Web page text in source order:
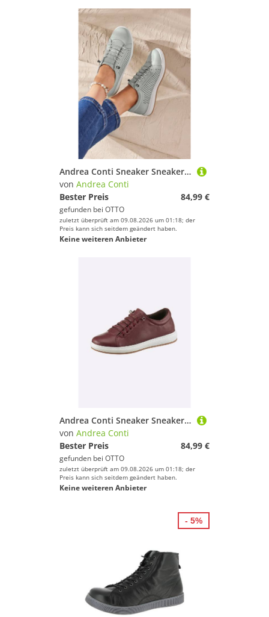
Andrea Conti Sneaker Sneaker Wechselfußbett
von Andrea Conti
Bester Preis
84,99 €
gefunden bei OTTO
zuletzt überprüft am 09.08.2026 um 01:18; der
Preis kann sich seitdem geändert haben.
Keine weiteren Anbieter
Andrea Conti Sneaker Sneaker Wechselfußbett
von Andrea Conti
Bester Preis
84,99 €
gefunden bei OTTO
zuletzt überprüft am 09.08.2026 um 01:18; der
Preis kann sich seitdem geändert haben.
Keine weiteren Anbieter
- 5%